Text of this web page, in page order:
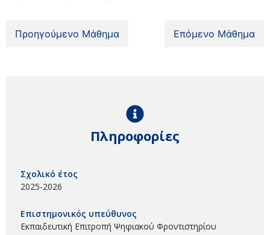
Προηγούμενο Μάθημα Επόμενο Μάθημα
Πληροφορίες
Σχολικό έτος
2025-2026
Επιστημονικός υπεύθυνος
Εκπαιδευτική Επιτροπή Ψηφιακού Φροντιστηρίου